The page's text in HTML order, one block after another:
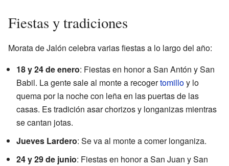
Fiestas y tradiciones
Morata de Jalón celebra varias fiestas a lo largo del año:
18 y 24 de enero: Fiestas en honor a San Antón y San
Babil. La gente sale al monte a recogertomilloy lo
quema por la noche con leña en las puertas de las
casas. Es tradición asar chorizos y longanizas mientras
se cantan jotas.
Jueves Lardero: Se va al monte a comer longaniza.
24 y 29 de junio: Fiestas en honor a San Juan y San